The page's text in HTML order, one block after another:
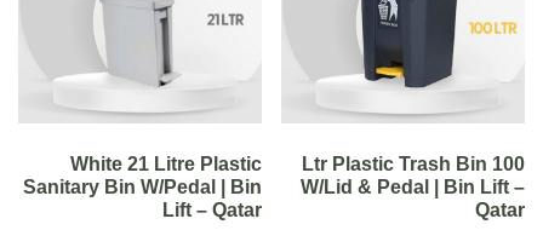
100 Ltr Plastic Trash Bin
W/Lid & Pedal | Bin Lift –
Qatar
White 21 Litre Plastic
Sanitary Bin W/Pedal | Bin
Lift – Qatar